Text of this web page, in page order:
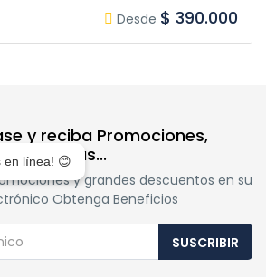
Desde $ 390.000
y reciba Promociones,
mas...
y grandes descuentos en su
Obtenga Beneficios
SUSCRIBIR
en línea! 😊